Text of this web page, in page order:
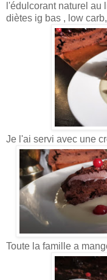
l'édulcorant naturel au
diètes ig bas , low
Je l'ai servi avec une
Toute la famille a